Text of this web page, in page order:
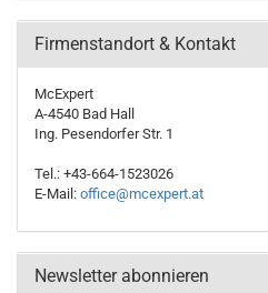
Firmenstandort & Kontakt
McExpert
A-4540 Bad Hall
Ing. Pesendorfer Str. 1
Tel.: +43-664-1523026
E-Mail: office@mcexpert.at
Newsletter abonnieren